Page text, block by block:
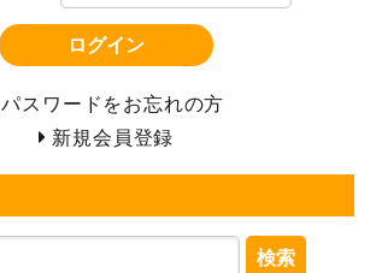
ログイン
パスワードをお忘れの方
新規会員登録
検索